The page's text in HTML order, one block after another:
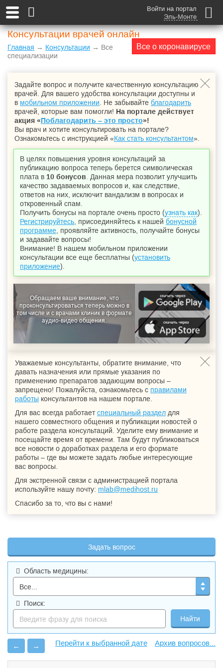
Войти на портал
Эль-Монте
Консультации врачей онлайн
Все о коронавирусе
Главная → Консультации → Все
специализации
Задайте вопрос и получите качественную консультацию
врачей. Для вашего удобства консультации доступны и
в мобильном приложении . Не забывайте благодарить
врачей, которые вам помогли! На портале действует
акция «Поблагодарить – это просто»!
Вы врач и хотите консультировать на портале?
Ознакомьтесь с инструкцией «Как стать консультантом».
В целях повышения уровня консультаций за
публикацию вопроса теперь берется символическая
плата в 10 бонусов . Данная мера позволит улучшить
качество задаваемых вопросов и, как следствие,
ответов на них, исключит вандализм в вопросах и
откровенный спам.
Получить бонусы на портале очень просто (узнать как).
Регистрируйтесь , присоединяйтесь к нашей бонусной
программе , проявляйте активность, получайте бонусы
и задавайте вопросы!
Внимание! В нашем мобильном приложении
консультации все еще бесплатны (установить
приложение).
Обращаем ваше внимание, что
проконсультироваться теперь можно в
том числе и с врачами клиник в формате
аудио-видео общения.
Уважаемые консультанты, обратите внимание, что
давать назначения или прямые указания по
применению препаратов задающим вопросы –
запрещено! Пожалуйста, ознакомьтесь с правилами
работы консультантов на нашем портале.
Для вас всегда работаетспециальный раздел для
нашего совместного общения и публикации новостей о
работе раздела консультаций. Уделите ему внимание и
посещайте время от времени. Там будут публиковаться
все новости о доработках раздела и его формате
работы – где вы можете задать любые интересующие
вас вопросы.
Для экстренной связи с администрацией портала
используйте нашу почту: mlab@medihost.ru
Спасибо за то, что вы с нами!
Задать вопрос
Область медицины:
Поиск:
← → Архив вопросов...